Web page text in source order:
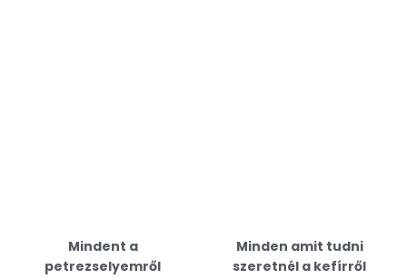
Mindent a
petrezselyemről
Minden amit tudni
szeretnél a kefírről